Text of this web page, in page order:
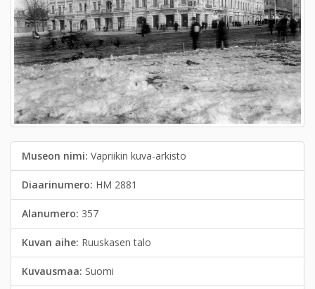
Museon nimi: Vapriikin kuva-arkisto
Diaarinumero: HM 2881
Alanumero: 357
Kuvan aihe: Ruuskasen talo
Kuvausmaa: Suomi